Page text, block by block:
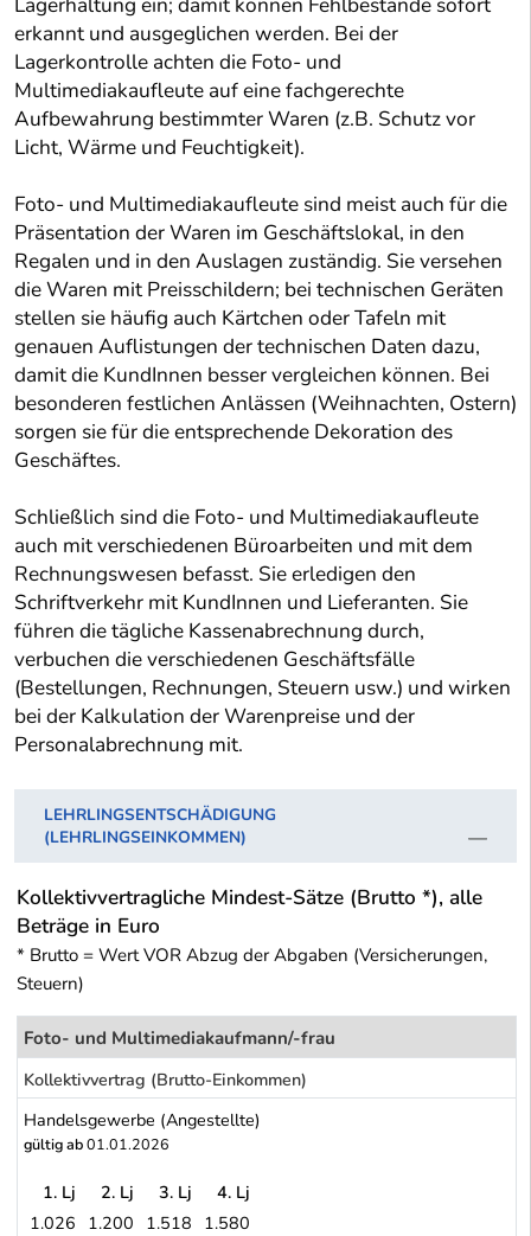
Lagerhaltung ein; damit können Fehlbestände sofort
erkannt und ausgeglichen werden. Bei der
Lagerkontrolle achten die Foto- und
Multimediakaufleute auf eine fachgerechte
Aufbewahrung bestimmter Waren (z.B. Schutz vor
Licht, Wärme und Feuchtigkeit).
Foto- und Multimediakaufleute sind meist auch für die
Präsentation der Waren im Geschäftslokal, in den
Regalen und in den Auslagen zuständig. Sie versehen
die Waren mit Preisschildern; bei technischen Geräten
stellen sie häufig auch Kärtchen oder Tafeln mit
genauen Auflistungen der technischen Daten dazu,
damit die KundInnen besser vergleichen können. Bei
besonderen festlichen Anlässen (Weihnachten, Ostern)
sorgen sie für die entsprechende Dekoration des
Geschäftes.
Schließlich sind die Foto- und Multimediakaufleute
auch mit verschiedenen Büroarbeiten und mit dem
Rechnungswesen befasst. Sie erledigen den
Schriftverkehr mit KundInnen und Lieferanten. Sie
führen die tägliche Kassenabrechnung durch,
verbuchen die verschiedenen Geschäftsfälle
(Bestellungen, Rechnungen, Steuern usw.) und wirken
bei der Kalkulation der Warenpreise und der
Personalabrechnung mit.
LEHRLINGSENTSCHÄDIGUNG
(LEHRLINGSEINKOMMEN)
Kollektivvertragliche Mindest-Sätze (Brutto *), alle
Beträge in Euro
* Brutto = Wert VOR Abzug der Abgaben (Versicherungen,
Steuern)
Foto- und Multimediakaufmann/-frau
Kollektivvertrag (Brutto-Einkommen)
Handelsgewerbe (Angestellte)
gültig ab01.01.2026
1. Lj 2. Lj 3. Lj
4. Lj
1.026 1.200 1.518 1.580